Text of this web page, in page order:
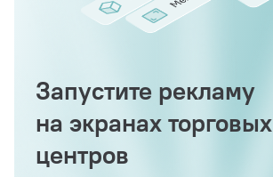
Запустите рекламу
на экранах торговых
центров